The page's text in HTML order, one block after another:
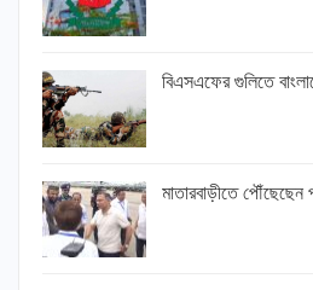
বিএসএফের গুলিতে
মাতারবাড়ীতে পৌঁছেছেন